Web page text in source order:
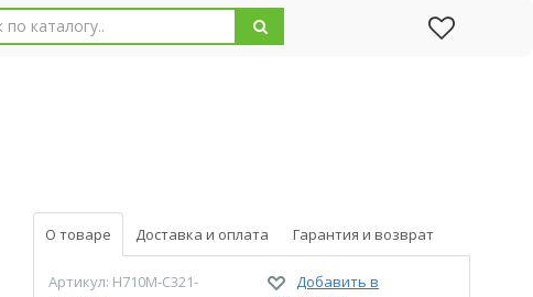
О товаре Доставка и оплата Гарантия и возврат
Артикул: H710M-C321-
Добавить в